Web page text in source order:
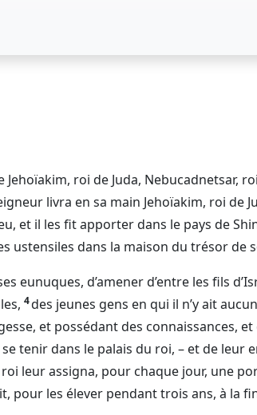
Jehoïakim, roi de Juda, Nebucadnetsar,
livra en sa main Jehoïakim, roi de
, et il les fit apporter dans le pays de
ustensiles dans la maison du trésor de
eunuques, d’amener d’entre les fils
4des jeunes gens en qui il n’y ait
et possédant des connaissances,
tenir dans le palais du roi, – et de leur
roi leur assigna, pour chaque jour, une
pour les élever pendant trois ans, à la